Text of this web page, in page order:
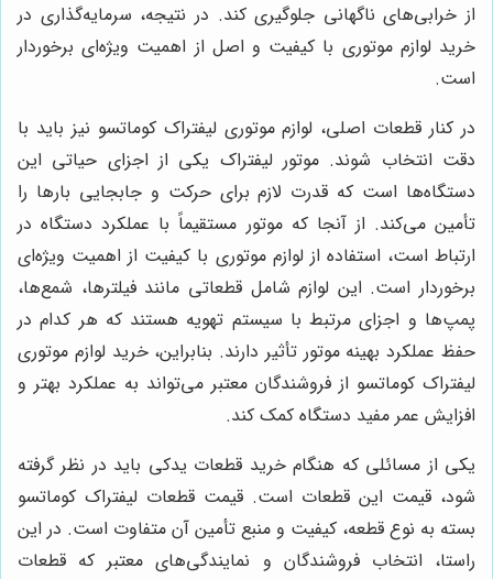
از خرابی‌های ناگهانی جلوگیری کند. در نتیجه، سرمایه‌گذاری در
خرید لوازم موتوری با کیفیت و اصل از اهمیت ویژه‌ای برخوردار
است.
در کنار قطعات اصلی، لوازم موتوری لیفتراک کوماتسو نیز باید با
دقت انتخاب شوند. موتور لیفتراک یکی از اجزای حیاتی این
دستگاه‌ها است که قدرت لازم برای حرکت و جابجایی بارها را
تأمین می‌کند. از آنجا که موتور مستقیماً با عملکرد دستگاه در
ارتباط است، استفاده از لوازم موتوری با کیفیت از اهمیت ویژه‌ای
برخوردار است. این لوازم شامل قطعاتی مانند فیلترها، شمع‌ها،
پمپ‌ها و اجزای مرتبط با سیستم تهویه هستند که هر کدام در
حفظ عملکرد بهینه موتور تأثیر دارند. بنابراین، خرید لوازم موتوری
لیفتراک کوماتسو از فروشندگان معتبر می‌تواند به عملکرد بهتر و
افزایش عمر مفید دستگاه کمک کند.
یکی از مسائلی که هنگام خرید قطعات یدکی باید در نظر گرفته
شود، قیمت این قطعات است. قیمت قطعات لیفتراک کوماتسو
بسته به نوع قطعه، کیفیت و منبع تأمین آن متفاوت است. در این
راستا، انتخاب فروشندگان و نمایندگی‌های معتبر که قطعات